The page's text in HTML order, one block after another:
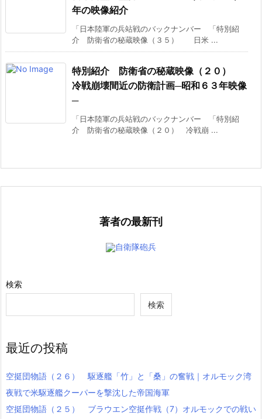
年の映像紹介
「日本陸軍の兵站戦のバックナンバー 「特別紹
介 防衛省の秘蔵映像（３５） 日米 ...
特別紹介 防衛省の秘蔵映像（２０）
冷戦崩壊間近の防衛計画─昭和６３年映像
─
「日本陸軍の兵站戦のバックナンバー 「特別紹
介 防衛省の秘蔵映像（２０） 冷戦崩 ...
著者の最新刊
自衛隊砲兵
検索
検索
最近の投稿
空挺団物語（２６） 駆逐艦「竹」と「桑」の奮戦｜オルモック湾
夜戦で米駆逐艦クーパーを撃沈した帝国海軍
空挺団物語（２５） ブラウエン空挺作戦（7）オルモックでの戦い